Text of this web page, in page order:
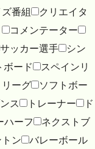
番組
クリエイタ
コメンテーター
サッカー選手
シン
ボード
スペインリ
リーグ
ソフトボー
ス トレーナー
ド
ハーフ
ネクストブ
ン
バレーボール